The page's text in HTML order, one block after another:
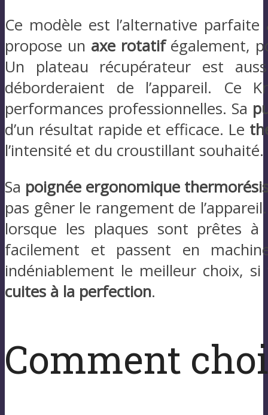
Ce modèle est l’alternative
propose un axe rotatifégalement,
Un plateau récupérateur est
déborderaient de l’appareil.
performances professionnelles. Sa
d’un résultat rapide et efficace. Le
l’intensité et du croustillant souhaité.
Sa poignée ergonomique
pas gêner le rangement de
lorsque les plaques sont prêtes
facilement et passent en
indéniablement le meilleur choix,
cuites à la perfection.
Comment